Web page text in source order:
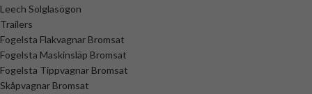
Leech Solglasögon
Trailers
Fogelsta Flakvagnar Bromsat
Fogelsta Maskinsläp Bromsat
Fogelsta Tippvagnar Bromsat
Skåpvagnar Bromsat